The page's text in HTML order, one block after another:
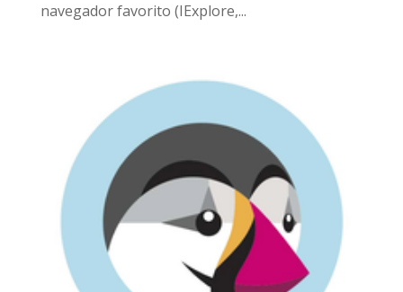
navegador favorito (IExplore,...